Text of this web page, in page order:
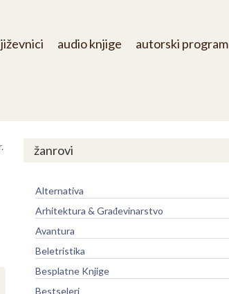
audio knjige autorski program
žanrovi
Alternativa
Arhitektura & Građevinarstvo
Avantura
Beletristika
Besplatne Knjige
Bestseleri